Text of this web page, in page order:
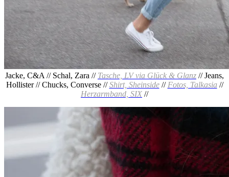
Jacke, C&A // Schal, Zara // Tasche, LV via Glück & Glanz // Jeans,
Hollister // Chucks, Converse //Shirt, Sheinside// Fotos, Talkasia//
Herzarmband, SIX //